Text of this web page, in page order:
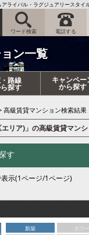
ライバル・ラグジュアリースタイ
ワード検索 電話する
ン一覧
路線
探す
キャンペー
から探す
高級賃貸マンション検索結果
リア)」の高級賃貸マン
す
示(1ページ/1ページ)
新築 タワー